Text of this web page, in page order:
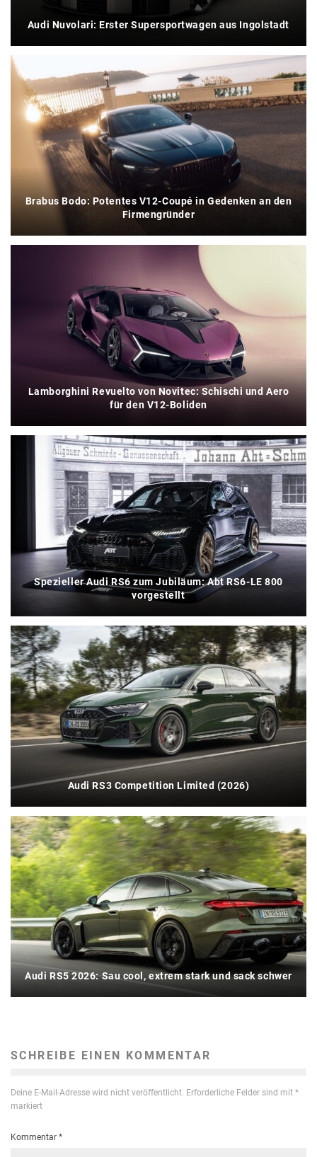
Audi Nuvolari: Erster Supersportwagen aus Ingolstadt
Brabus Bodo: Potentes V12-Coupé in Gedenken an den
Firmengründer
Lamborghini Revuelto von Novitec: Schischi und Aero
für den V12-Boliden
Spezieller Audi RS6 zum Jubiläum: Abt RS6-LE 800
vorgestellt
Audi RS3 Competition Limited (2026)
Audi RS5 2026: Sau cool, extrem stark und sack schwer
SCHREIBE EINEN KOMMENTAR
Deine E-Mail-Adresse wird nicht veröffentlicht. Erforderliche Felder sind mit *
markiert
Kommentar *